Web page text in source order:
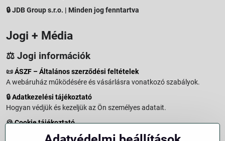
🔒 JDB Group s.r.o. | Minden jog fenntartva
Jogi + Média
⚖️ Jogi információk
📜ÁSZF – Általános szerződési feltételek
A webáruház működésére és vásárlásra vonatkozó szabályok.
🔒Adatkezelési tájékoztató
Hogyan védjük és kezeljük az Ön személyes adatait.
🍪Cookie tájékoztató
A weboldalon használt sütikről és adatkezelésről.